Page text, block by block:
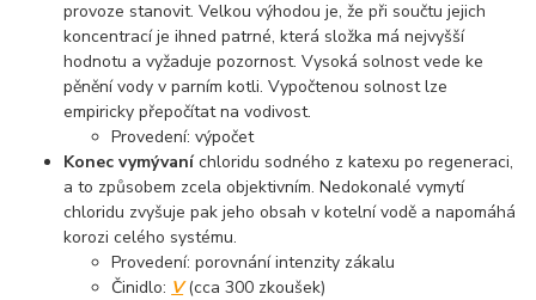
provoze stanovit. Velkou výhodou je, že při součtu jejich
koncentrací je ihned patrné, která složka má nejvyšší
hodnotu a vyžaduje pozornost. Vysoká solnost vede ke
pěnění vody v parním kotli. Vypočtenou solnost lze
empiricky přepočítat na vodivost.
Provedení: výpočet
Konec vymývaníchloridu sodného z katexu po regeneraci,
a to způsobem zcela objektivním. Nedokonalé vymytí
chloridu zvyšuje pak jeho obsah v kotelní vodě a napomáhá
korozi celého systému.
Provedení: porovnání intenzity zákalu
Činidlo: V(cca 300 zkoušek)